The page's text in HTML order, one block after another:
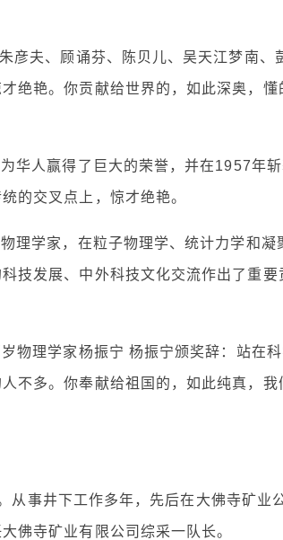
彦夫、顾诵芬、陈贝儿、吴天江梦南、
绝艳。你贡献给世界的，如此深奥，懂
华人赢得了巨大的荣誉，并在1957年斩
的交叉点上，惊才绝艳。
理学家，在粒子物理学、统计力学和凝
技发展、中外科技文化交流作出了重要
物理学家杨振宁 杨振宁颁奖辞：站在科
不多。你奉献给祖国的，如此纯真，我
从事井下工作多年，先后在大佛寺矿业
佛寺矿业有限公司综采一队长。